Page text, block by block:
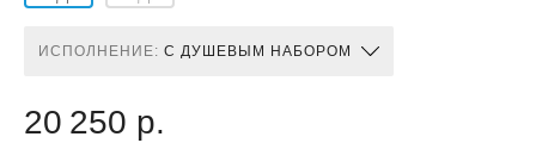
ИСПОЛНЕНИЕ: С ДУШЕВЫМ НАБОРОМ
20 250 р.